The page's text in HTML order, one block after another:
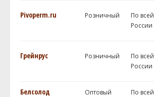
Pivoperm.ru Розничный
По всей
России
Грейнрус Розничный
По всей
России
Белсолод Оптовый
По всей